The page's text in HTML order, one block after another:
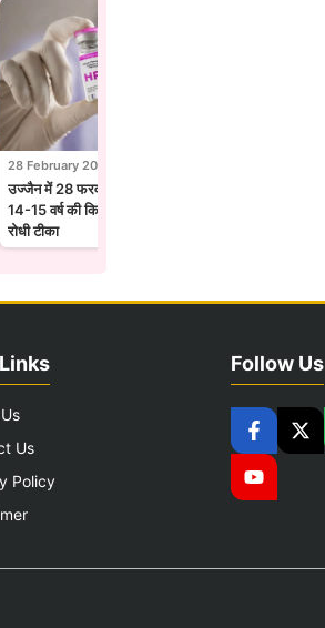
28 February 2026
उज्जैन में 28 फरवरी से एचपीवी टीकाकरण अभियान,
14-15 वर्ष की किशोरियों को लगेगा सर्वाइकल कैंसर
रोधी टीका
Us
Policy
Follow Us